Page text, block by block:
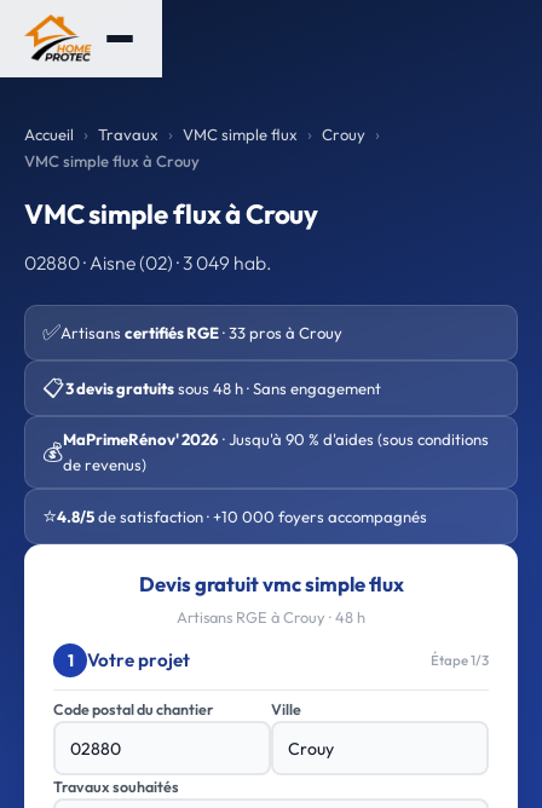
Accueil Travaux VMC simple flux
Crouy
VMC simple flux à Crouy
VMC simple flux à Crouy
02880 · Aisne (02) · 3 049 hab.
✅Artisans certifiés RGE· 33 pros à Crouy
📋3 devis gratuitssous 48 h · Sans engagement
💰MaPrimeRénov' 2026· Jusqu'à 90 % d'aides (sous conditions
de revenus)
⭐4.8/5de satisfaction · +10 000 foyers accompagnés
Devis gratuit vmc simple flux
Artisans RGE à Crouy · 48 h
1 Votre projet Étape 1/3
Code postal du chantier Ville
Travaux souhaités